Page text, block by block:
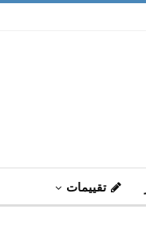
تقييمات